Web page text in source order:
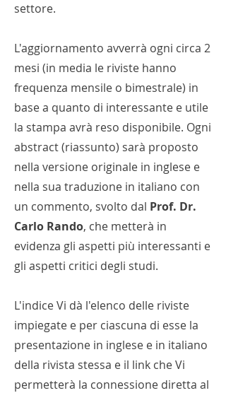
settore.
L'aggiornamento avverrà ogni circa 2
mesi (in media le riviste hanno
frequenza mensile o bimestrale) in
base a quanto di interessante e utile
la stampa avrà reso disponibile. Ogni
abstract (riassunto) sarà proposto
nella versione originale in inglese e
nella sua traduzione in italiano con
un commento, svolto dal Prof. Dr.
Carlo Rando, che metterà in
evidenza gli aspetti più interessanti e
gli aspetti critici degli studi.
L'indice Vi dà l'elenco delle riviste
impiegate e per ciascuna di esse la
presentazione in inglese e in italiano
della rivista stessa e il link che Vi
permetterà la connessione diretta al